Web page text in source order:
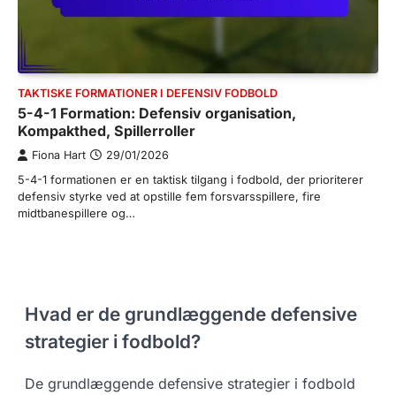
TAKTISKE FORMATIONER I DEFENSIV FODBOLD
5-4-1 Formation: Defensiv organisation,
Kompakthed, Spillerroller
Fiona Hart 29/01/2026
5-4-1 formationen er en taktisk tilgang i fodbold, der prioriterer
defensiv styrke ved at opstille fem forsvarsspillere, fire
midtbanespillere og…
Hvad er de grundlæggende defensive
strategier i fodbold?
De grundlæggende defensive strategier i fodbold